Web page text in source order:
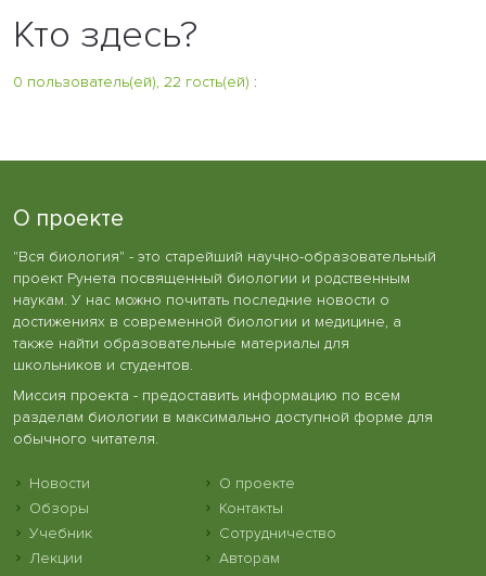
Кто здесь?
0 пользователь(ей), 22 гость(ей) :
О проекте
"Вся биология" - это старейший научно-образовательный
проект Рунета посвященный биологии и родственным
наукам. У нас можно почитать последние новости о
достижениях в современной биологии и медицине, а
также найти образовательные материалы для
школьников и студентов.
Миссия проекта - предоставить информацию по всем
разделам биологии в максимально доступной форме для
обычного читателя.
Новости
Обзоры
Учебник
Лекции
О проекте
Контакты
Сотрудничество
Авторам